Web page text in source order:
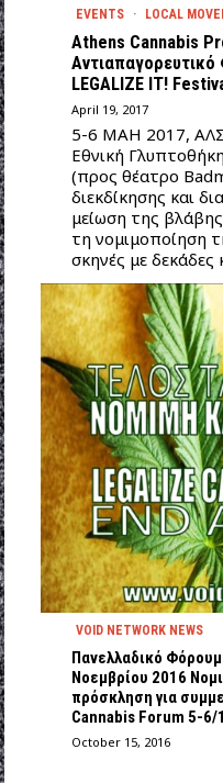
EVENTS · LOCAL
Athens Cannabis
Αντιαπαγορευτικό
LEGALIZE IT!
April 19, 2017
5-6 ΜΑΗ 2017,
Εθνική
(προς θέατρο
διεκδίκησης και
μείωση της
τη νομιμοποίηση
σκηνές με δεκάδες
VOID NETWORK NEWS
Πανελλαδικό
Νοεμβρίου 2016
πρόσκληση για
Cannabis Forum 5-
October 15, 2016